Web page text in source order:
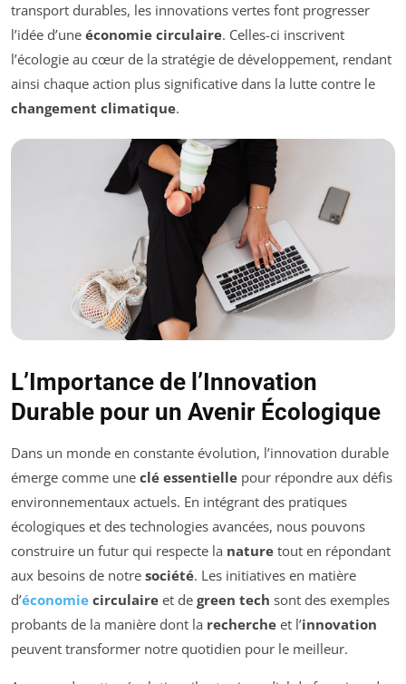
transport durables, les innovations vertes font progresser
l’idée d’une économie circulaire. Celles-ci inscrivent
l’écologie au cœur de la stratégie de développement, rendant
ainsi chaque action plus significative dans la lutte contre le
changement climatique.
L’Importance de l’Innovation
Durable pour un Avenir Écologique
Dans un monde en constante évolution, l’innovation durable
émerge comme une clé essentielle pour répondre aux défis
environnementaux actuels. En intégrant des pratiques
écologiques et des technologies avancées, nous pouvons
construire un futur qui respecte la nature tout en répondant
aux besoins de notre société. Les initiatives en matière
d’économie circulaire et de green tech sont des exemples
probants de la manière dont la recherche et l’innovation
peuvent transformer notre quotidien pour le meilleur.